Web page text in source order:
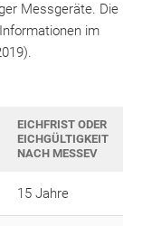
Messgeräte. Die
im
EICHFRIST ODER
EICHGÜLTIGKEIT
NACH MESSEV
15 Jahre